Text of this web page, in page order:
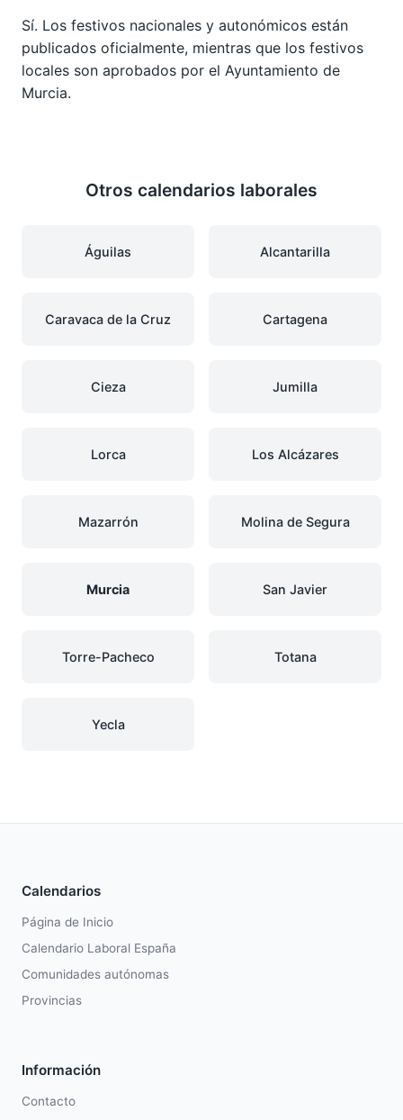
Sí. Los festivos nacionales y autonómicos están
publicados oficialmente, mientras que los festivos
locales son aprobados por el Ayuntamiento de
Murcia.
Otros calendarios laborales
Águilas Alcantarilla
Caravaca de la Cruz Cartagena
Cieza Jumilla
Lorca Los Alcázares
Mazarrón Molina de Segura
Murcia San Javier
Torre-Pacheco Totana
Yecla
Calendarios
Página de Inicio
Calendario Laboral España
Comunidades autónomas
Provincias
Información
Contacto